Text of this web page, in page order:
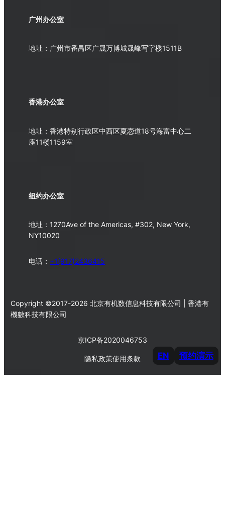
EN 预约演示
广州办公室
地址：广州市番禺区广晟万博城晟峰写字楼1511B
香港办公室
地址：香港特别行政区中西区夏悫道18号海富中心二
座11楼1159室
纽约办公室
地址：1270Ave of the Americas, #302, New York,
NY10020
电话： +1(917)2436415
Copyright ©2017-2026 北京有机数信息科技有限公司 | 香港有
機數科技有限公司
京ICP备2020046753
隐私政策使用条款